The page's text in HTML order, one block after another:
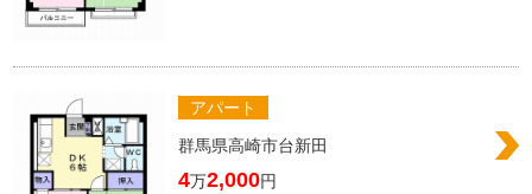
アパート
群馬県高崎市台新田
4万2,000円